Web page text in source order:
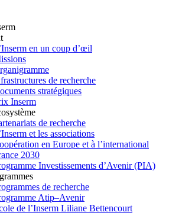
en un coup d’œil
de recherche
stratégiques
Inserm
de recherche
et les associations
en Europe et à l’international
2030
Investissements d’Avenir (PIA)
de recherche
Atip–Avenir
de l’Inserm Liliane Bettencourt